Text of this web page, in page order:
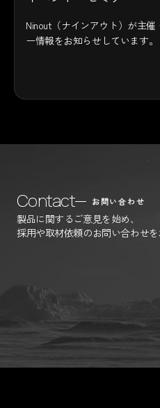
Ninout（ナインアウト）が主
ー情報をお知らせしています。
Contact お問い合わせ
製品に関するご意見を始め、
採用や取材依頼のお問い合わせを